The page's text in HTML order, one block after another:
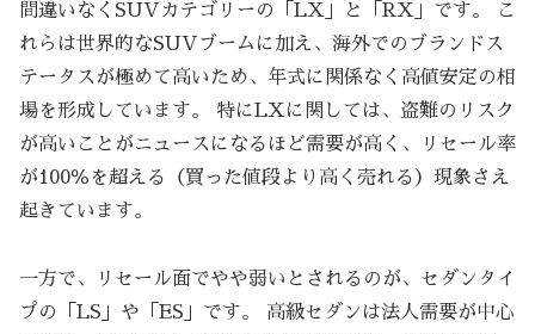
間違いなくSUVカテゴリーの「LX」と「RX」です。 こ
れらは世界的なSUVブームに加え、海外でのブランドス
テータスが極めて高いため、年式に関係なく高値安定の相
場を形成しています。 特にLXに関しては、盗難のリスク
が高いことがニュースになるほど需要が高く、リセール率
が100％を超える（買った値段より高く売れる）現象さえ
起きています。
一方で、リセール面でやや弱いとされるのが、セダンタイ
プの「LS」や「ES」です。 高級セダンは法人需要が中心